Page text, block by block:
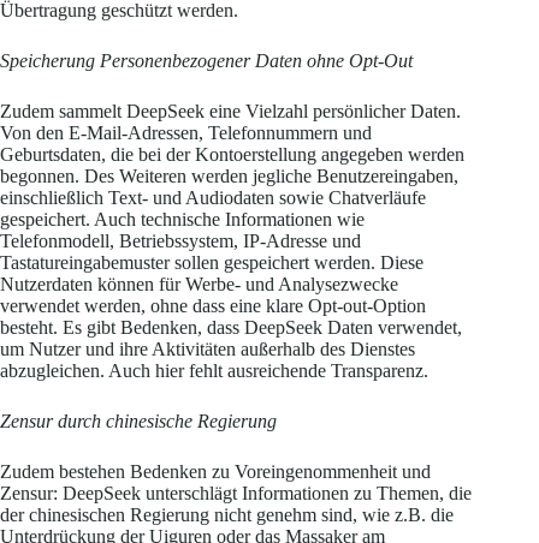
Übertragung geschützt werden.
Speicherung Personenbezogener Daten ohne Opt-Out
Zudem sammelt DeepSeek eine Vielzahl persönlicher Daten.
Von den E-Mail-Adressen, Telefonnummern und
Geburtsdaten, die bei der Kontoerstellung angegeben werden
begonnen. Des Weiteren werden jegliche Benutzereingaben,
einschließlich Text- und Audiodaten sowie Chatverläufe
gespeichert. Auch technische Informationen wie
Telefonmodell, Betriebssystem, IP-Adresse und
Tastatureingabemuster sollen gespeichert werden. Diese
Nutzerdaten können für Werbe- und Analysezwecke
verwendet werden, ohne dass eine klare Opt-out-Option
besteht. Es gibt Bedenken, dass DeepSeek Daten verwendet,
um Nutzer und ihre Aktivitäten außerhalb des Dienstes
abzugleichen. Auch hier fehlt ausreichende Transparenz.
Zensur durch chinesische Regierung
Zudem bestehen Bedenken zu Voreingenommenheit und
Zensur: DeepSeek unterschlägt Informationen zu Themen, die
der chinesischen Regierung nicht genehm sind, wie z.B. die
Unterdrückung der Uiguren oder das Massaker am